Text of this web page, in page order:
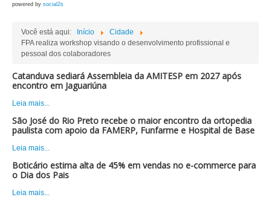
powered by social2s
Você está aqui: Início
Cidade
FPA realiza workshop visando o desenvolvimento profissional e
pessoal dos colaboradores
Catanduva sediará Assembleia da AMITESP em 2027 após
encontro em Jaguariúna
Leia mais...
São José do Rio Preto recebe o maior encontro da ortopedia
paulista com apoio da FAMERP, Funfarme e Hospital de Base
Leia mais...
Boticário estima alta de 45% em vendas no e-commerce para
o Dia dos Pais
Leia mais...